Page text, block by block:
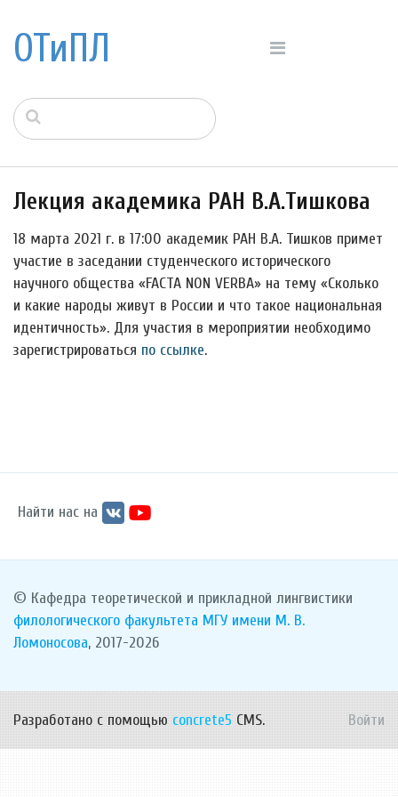
ОТиПЛ
Лекция академика РАН В.А.Тишкова
18 марта 2021 г. в 17:00 академик РАН В.А. Тишков примет
участие в заседании студенческого исторического
научного общества «FACTA NON VERBA» на тему «Сколько
и какие народы живут в России и что такое национальная
идентичность». Для участия в мероприятии необходимо
зарегистрироваться по ссылке.
Найти нас на
© Кафедра теоретической и прикладной лингвистики
филологического факультета МГУ имени М. В.
Ломоносова, 2017-2026
Разработано с помощью concrete5 CMS. Войти